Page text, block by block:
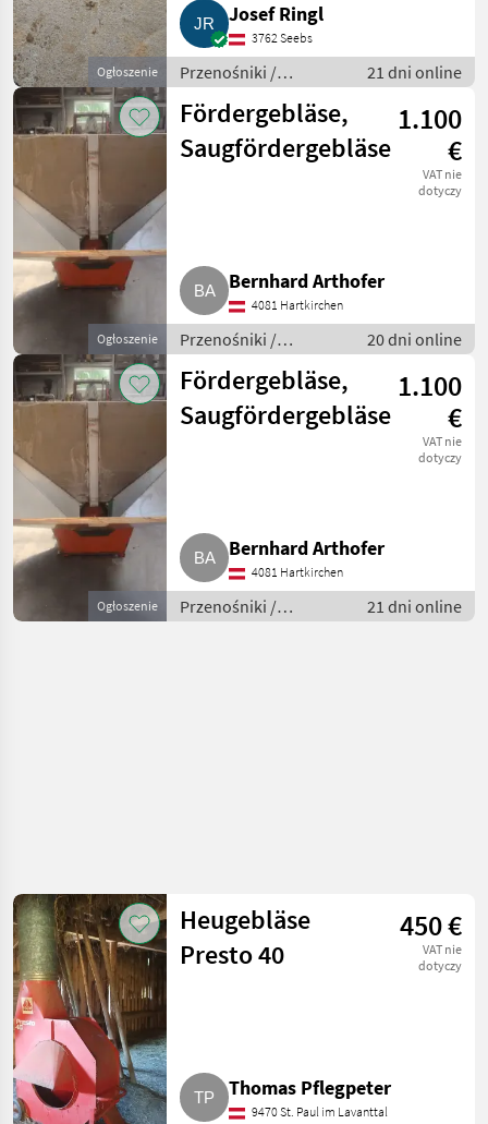
Ogłoszenie
Josef Ringl
3762 Seebs
Przenośniki /
Przenośniki
dmuchawe
21 dni online
Ogłoszenie
Fördergebläse,
Saugfördergebläse
1.100
€
VAT nie
dotyczy
Bernhard Arthofer
4081 Hartkirchen
Przenośniki /
Przenośniki
dmuchawe
20 dni online
Ogłoszenie
Fördergebläse,
Saugfördergebläse
1.100
€
VAT nie
dotyczy
Bernhard Arthofer
4081 Hartkirchen
Przenośniki /
Przenośniki
21 dni online
Heugebläse
Presto 40
450 €
VAT nie
dotyczy
Thomas Pflegpeter
9470 St. Paul im Lavanttal